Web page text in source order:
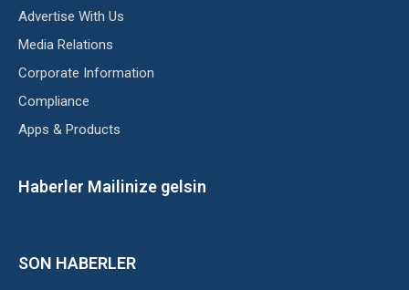
Advertise With Us
Media Relations
Corporate Information
Compliance
Apps & Products
Haberler Mailinize gelsin
SON HABERLER